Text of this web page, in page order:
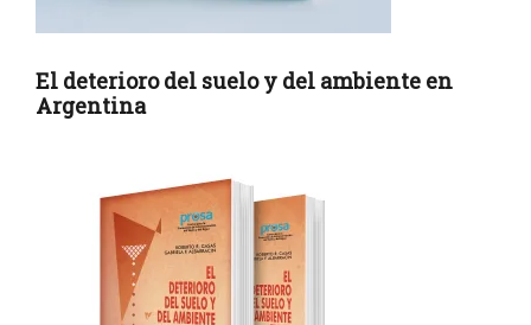
El deterioro del suelo y del ambiente en
Argentina